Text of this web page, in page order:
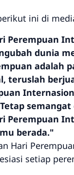
ini di
Perempuan
dunia
adalah
teruslah
Perempuan
berada."
Hari
setiap